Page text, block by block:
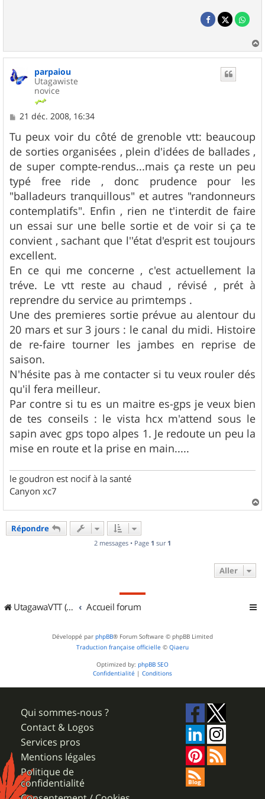
a
parpaiou
Utagawiste
novice
M
s
s
a
g
e
21 déc. 2008, 16:34
Tu peux voir du côté de grenoble vtt: beaucoup
de sorties organisées , plein d'idées de ballades ,
de super compte-rendus...mais ça reste un peu
typé free ride , donc prudence pour les
"balladeurs tranquillous" et autres "randonneurs
contemplatifs". Enfin , rien ne t'interdit de faire
un essai sur une belle sortie et de voir si ça te
convient , sachant que l''état d'esprit est toujours
excellent.
En ce qui me concerne , c'est actuellement la
tréve. Le vtt reste au chaud , révisé , prét à
reprendre du service au primtemps .
Une des premieres sortie prévue au alentour du
20 mars et sur 3 jours : le canal du midi. Histoire
de re-faire tourner les jambes en reprise de
saison.
N'hésite pas à me contacter si tu veux rouler dés
qu'il fera meilleur.
Par contre si tu es un maitre es-gps je veux bien
de tes conseils : le vista hcx m'attend sous le
sapin avec gps topo alpes 1. Je redoute un peu la
mise en route et la prise en main.....
le goudron est nocif à la santé
Canyon xc7
a
Répondre
2 messages • Page 1 sur 1
Aller
UtagawaVTT (Randos VTT et VTTAE avec traces GPS) Accueil forum
Développé par phpBB® Forum Software © phpBB Limited
Traduction française officielle © Qiaeru
Optimized by: phpBB SEO
Confidentialité | Conditions
Qui sommes-nous ?
Contact & Logos
Services pros
Mentions légales
Politique de
confidentialité